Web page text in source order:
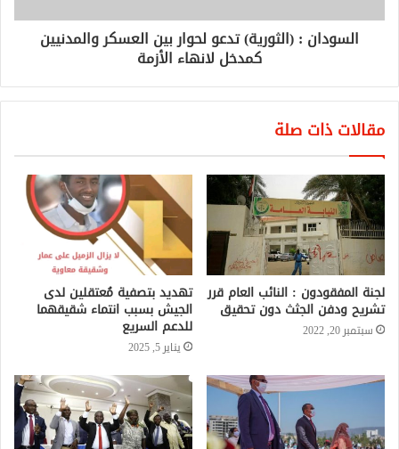
السودان : (الثورية) تدعو لحوار بين العسكر والمدنيين
كمدخل لانهاء الأزمة
مقالات ذات صلة
لجنة المفقودون : النائب العام قرر
تشريح ودفن الجثث دون تحقيق
سبتمبر 20, 2022
تهديد بتصفية مُعتقلين لدى
الجيش بسبب انتماء شقيقهما
للدعم السريع
يناير 5, 2025